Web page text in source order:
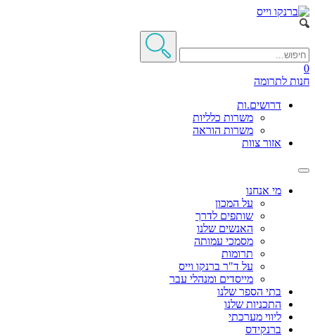
0
חנות לתרומה
דרושים.ות
משרות כלליות
משרות הוראה
אזור צוות
מי אנחנו
על המכון
שותפים לדרך
האנשים שלנו
מסמכי עמותה
תרומות
על ד"ר ברנקו וייס
מייסדים ומנהלי עבר
בתי הספר שלנו
התכניות שלנו
ליווי מערכתי
ברנקידס